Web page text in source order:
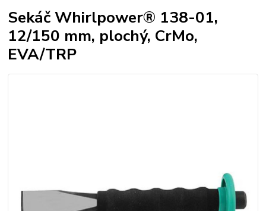
Sekáč Whirlpower® 138-01,
12/150 mm, plochý, CrMo,
EVA/TRP